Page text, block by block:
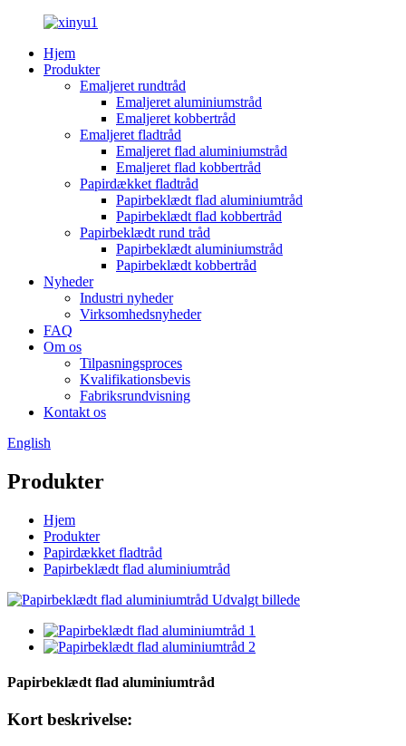
Hjem
Produkter
Emaljeret rundtråd
Emaljeret aluminiumstråd
Emaljeret kobbertråd
Emaljeret fladtråd
Emaljeret flad aluminiumstråd
Emaljeret flad kobbertråd
Papirdækket fladtråd
Papirbeklædt flad aluminiumtråd
Papirbeklædt flad kobbertråd
Papirbeklædt rund tråd
Papirbeklædt aluminiumstråd
Papirbeklædt kobbertråd
Nyheder
Industri nyheder
Virksomhedsnyheder
FAQ
Om os
Tilpasningsproces
Kvalifikationsbevis
Fabriksrundvisning
Kontakt os
English
Produkter
Hjem
Produkter
Papirdækket fladtråd
Papirbeklædt flad aluminiumtråd
Papirbeklædt flad aluminiumtråd
Kort beskrivelse: